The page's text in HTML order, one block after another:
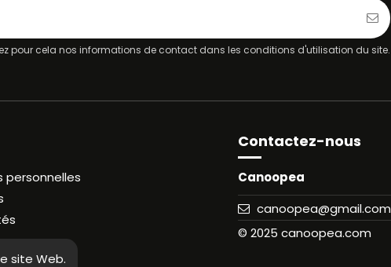
pour cela nos informations de contact dans les conditions d'utilisation du site.
personnelles
Contactez-nous
Canoopea
canoopea@gmail.com
© 2025 canoopea.com
site Web.